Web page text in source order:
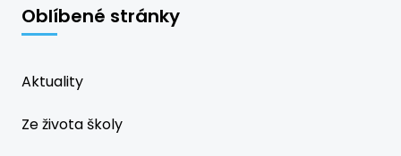
Oblíbené stránky
Aktuality
Ze života školy